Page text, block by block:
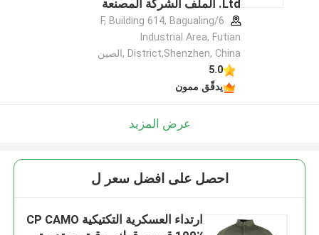
Ltd. الملف الشركة المصنعة
6/F, Building 614, Bagualing
Industrial Area, Futian
District,Shenzhen, China ,الصين
5.0
يدقّق ممون
عرض المزيد
احصل على افضل سعر ل
ارتداء العسكرية التكتيكية CP CAMO